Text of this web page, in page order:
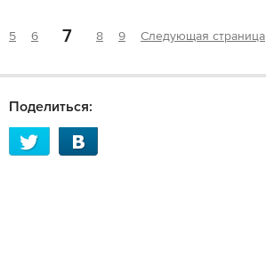
5 6 7 8 9 Следующая страница
Поделиться: